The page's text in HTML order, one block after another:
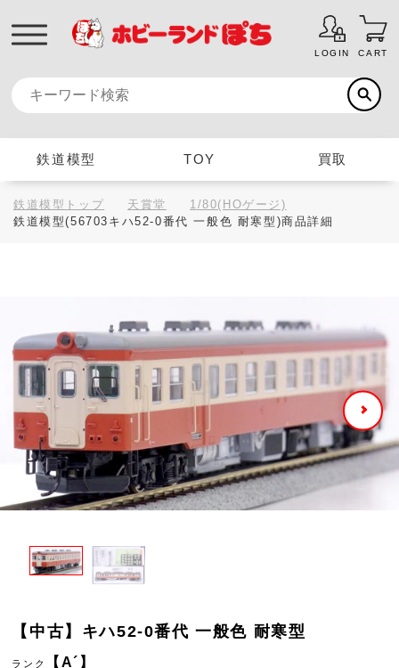
LOGIN CART
鉄道模型 TOY 買取
鉄道模型トップ 天賞堂
1/80(HOゲージ)
鉄道模型(56703キハ52-0番代 一般色 耐寒型)商品詳細
【中古】キハ52-0番代 一般色 耐寒型
ランク 【A´】